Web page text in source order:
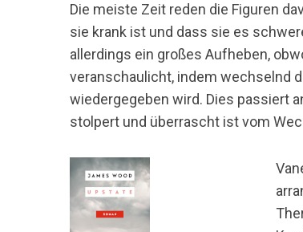
Die meiste Zeit reden die Figuren
sie krank ist und dass sie es
allerdings ein großes Aufheben,
veranschaulicht, indem wechselnd
wiedergegeben wird. Dies passiert
stolpert und überrascht ist vom